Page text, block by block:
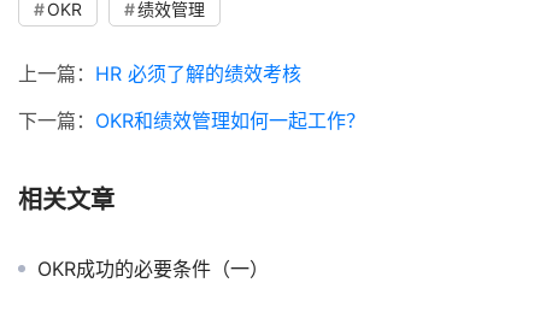
OKR 绩效管理
上一篇： HR 必须了解的绩效考核
下一篇： OKR和绩效管理如何一起工作？
相关文章
OKR成功的必要条件（一）